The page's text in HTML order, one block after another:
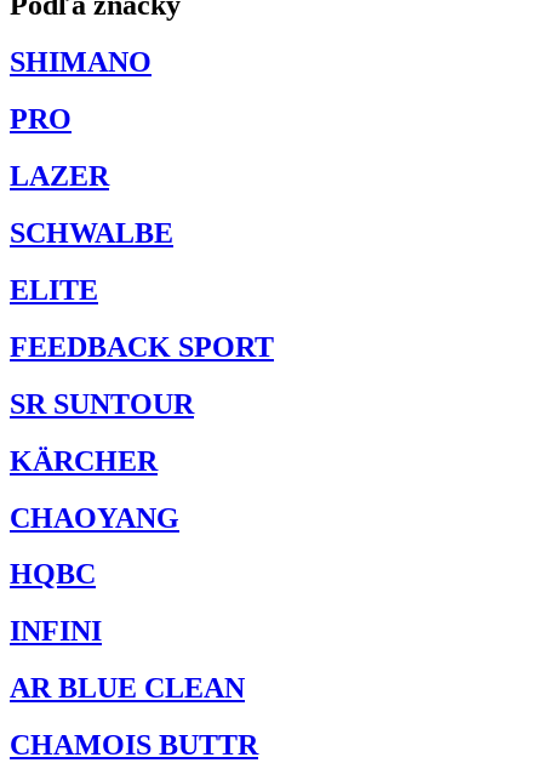
SHIMANO
PRO
LAZER
SCHWALBE
ELITE
FEEDBACK SPORT
SR SUNTOUR
KÄRCHER
CHAOYANG
HQBC
INFINI
AR BLUE CLEAN
CHAMOIS BUTTR